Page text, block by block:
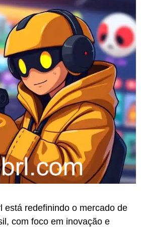
está redefinindo o mercado de
com foco em inovação e